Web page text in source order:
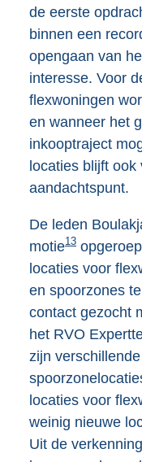
de eerste
binnen een
opengaan van
interesse. Voor
flexwoningen
en wanneer het
inkooptraject
locaties blijft
aandachtspunt.
De leden
motie13
locaties voor
en spoorzones
contact gezocht
het RVO
zijn
locaties voor
weinig nieuwe
Uit de